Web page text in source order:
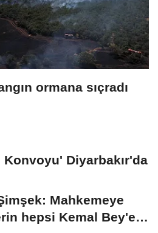
ormana sıçradı
Diyarbakır'da
Mahkemeye
hepsi Kemal Bey'e